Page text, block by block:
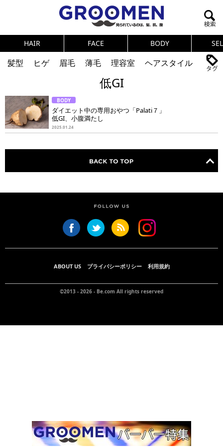
HAIR FACE BODY
髪型 ヒゲ 眉毛 薄毛 理容室
ヘアスタイル
ニオイ
メンズコスメ
NEWS PICK UP 筋肉
テストステロン
海外セレブ
健康
スキンケア 食事
調査結果
トレーニング
好印象な男
頭皮ケア
ダイエット
理容室
低GI
BODY
ダイエット中の専用おやつ「Palati７」
低GI、小腹満たし
2025.01.24
ABOUT US プライバシーポリシー 利用規約
©2013 - 2026 - Be.com All rights reserved